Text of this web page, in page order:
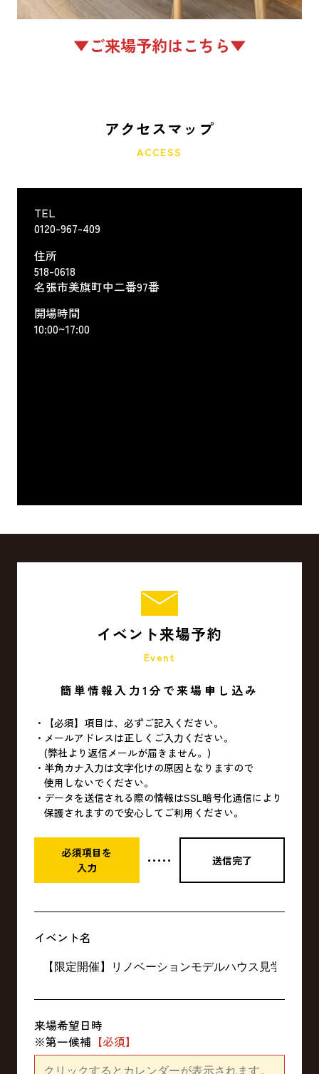
▼ご来場予約はこちら▼
アクセスマップ
ACCESS
TEL
0120-967-409
住所
518-0618
名張市美旗町中二番97番
開場時間
10:00~17:00
イベント来場予約
Event
簡単情報入力1分で来場申し込み
【必須】項目は、必ずご記入ください。
メールアドレスは正しくご入力ください。
(弊社より返信メールが届きません。)
半角カナ入力は文字化けの原因となりますので
使用しないでください。
データを送信される際の情報はSSL暗号化通信により
保護されますので安心してご利用ください。
必須項目を
入力
・・・・・ 送信完了
イベント名
来場希望日時
※第一候補